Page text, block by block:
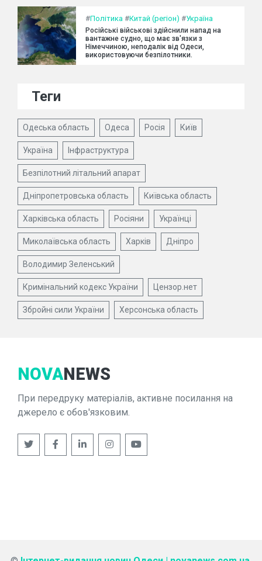
#Політика #Китай (регіон) #Україна
Російські військові здійснили напад на
вантажне судно, що має зв'язки з
Німеччиною, неподалік від Одеси,
використовуючи безпілотники.
Теги
Одеська область Одеса Росія Київ
Україна Інфраструктура
Безпілотний літальний апарат
Дніпропетровська область Київська область
Харківська область Росіяни Українці
Миколаївська область Харків Дніпро
Володимир Зеленський
Кримінальний кодекс України Цензор.нет
Збройні сили України Херсонська область
NOVANEWS
При передруку матеріалів, активне посилання на
джерело є обов'язковим.